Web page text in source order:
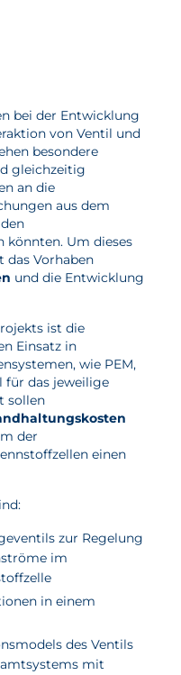
bei der Entwicklung
von Ventil und
besondere
gleichzeitig
an die
aus dem
könnten. Um dieses
das Vorhaben
und die Entwicklung
ist die
Einsatz in
wie PEM,
für das jeweilige
sollen
der
einen
zur Regelung
im
in einem
des Ventils
mit